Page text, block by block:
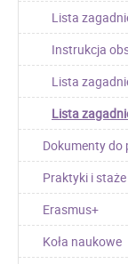
Lista
Instrukcja
Lista
Lista
Dokumenty do
Praktyki i staże
Erasmus+
Koła naukowe